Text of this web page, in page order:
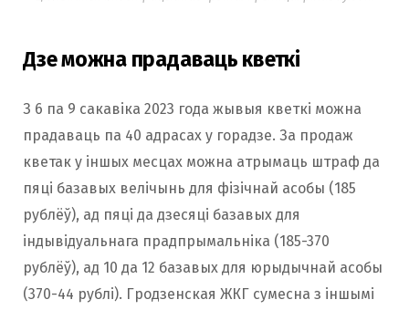
Дзе можна прадаваць кветкі
З 6 па 9 сакавіка 2023 года жывыя кветкі можна
прадаваць па 40 адрасах у горадзе. За продаж
кветак у іншых месцах можна атрымаць штраф да
пяці базавых велічынь для фізічнай асобы (185
рублёў), ад пяці да дзесяці базавых для
індывідуальнага прадпрымальніка (185-370
рублёў), ад 10 да 12 базавых для юрыдычнай асобы
(370-44 рублі). Гродзенская ЖКГ сумесна з іншымі